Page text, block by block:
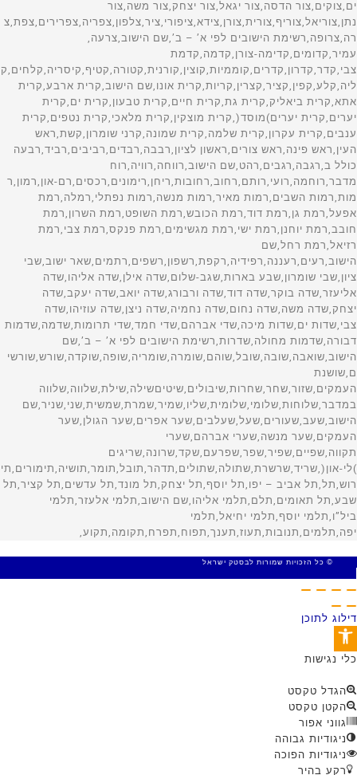
© כל הזכויות שמורות לבסטק ישראל
דילוג לתוכן
פתח סרגל נגישות
כלי נגישות
הגדל טקסט
הקטן טקסט
גווני אפור
ניגודיות גבוהה
ניגודיות הפוכה
רקע בהיר